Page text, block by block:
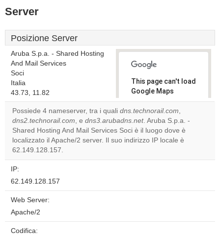
Server
Posizione Server
Aruba S.p.a. - Shared Hosting
And Mail Services
Soci
Italia
43.73, 11.82
This page can't load
Google Maps
correctly.
Do you
own this
website?
Possiede 4 nameserver, tra i quali dns.technorail.com,
dns2.technorail.com, e dns3.arubadns.net. Aruba S.p.a. -
Shared Hosting And Mail Services Soci è il luogo dove è
localizzato il Apache/2 server. Il suo indirizzo IP locale è
62.149.128.157.
IP:
62.149.128.157
Web Server:
Apache/2
Codifica: